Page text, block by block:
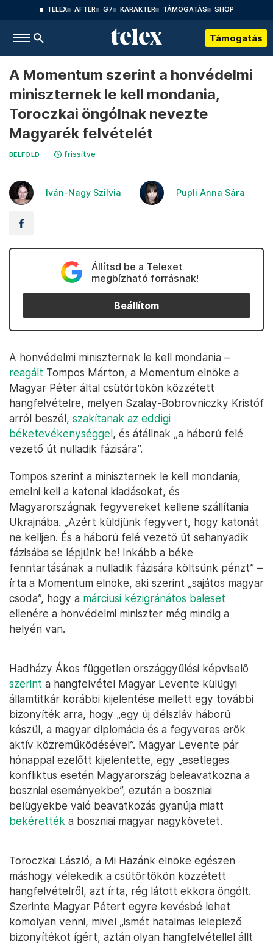
TELEX AFTER G7 KARAKTER TÁMOGATÁS SHOP
Támogatás
A Momentum szerint a honvédelmi
miniszternek le kell mondania,
Toroczkai öngólnak nevezte
Magyarék felvételét
BELFÖLD frissítve
Iván-Nagy Szilvia Pupli Anna Sára
Állítsd be a Telexet
megbízható forrásnak!
Beállítom
A honvédelmi miniszternek le kell mondania –
reagált Tompos Márton, a Momentum elnöke a
Magyar Péter által csütörtökön közzétett
hangfelvételre, melyen Szalay-Bobrovniczky Kristóf
arról beszél, szakítanak az eddigi
béketevékenységgel, és átállnak „a háború felé
vezető út nulladik fázisára”.
Tompos szerint a miniszternek le kell mondania,
emelni kell a katonai kiadásokat, és
Magyarországnak fegyvereket kellene szállítania
Ukrajnába. „Azért küldjünk fegyvert, hogy katonát
ne kelljen. És a háború felé vezető út sehanyadik
fázisába se lépjünk be! Inkább a béke
fenntartásának a nulladik fázisára költsünk pénzt” –
írta a Momentum elnöke, aki szerint „sajátos magyar
csoda”, hogy a márciusi kézigránátos baleset
ellenére a honvédelmi miniszter még mindig a
helyén van.
Hadházy Ákos független országgyűlési képviselő
szerint a hangfelvétel Magyar Levente külügyi
államtitkár korábbi kijelentése mellett egy további
bizonyíték arra, hogy „egy új délszláv háború
készül, a magyar diplomácia és a fegyveres erők
aktív közreműködésével”. Magyar Levente pár
hónappal ezelőtt kijelentette, egy „esetleges
konfliktus esetén Magyarország beleavatkozna a
boszniai eseményekbe”, ezután a boszniai
belügyekbe való beavatkozás gyanúja miatt
bekérették a boszniai magyar nagykövetet.
Toroczkai László, a Mi Hazánk elnöke egészen
máshogy vélekedik a csütörtökön közzétett
hangfelvételről, azt írta, rég látott ekkora öngólt.
Szerinte Magyar Pétert egyre kevésbé lehet
komolyan venni, mivel „ismét hatalmas leleplező
bizonyítékot ígért, aztán olyan hangfelvétellel állt